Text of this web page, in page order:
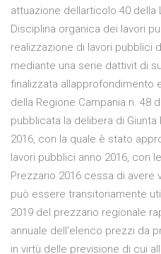
attuazione dellarticolo 40 della
Disciplina organica dei lavori
realizzazione di lavori pubblici
mediante una serie dattivit di
finalizzata allapprofondimento
della Regione Campania n. 48
pubblicata la delibera di Giunta
2016, con la quale è stato
lavori pubblici anno 2016, con
Prezzario 2016 cessa di avere
può essere transitoriamente
2019 del prezzario regionale
annuale dell'elenco prezzi da
in virtù delle previsione di cui